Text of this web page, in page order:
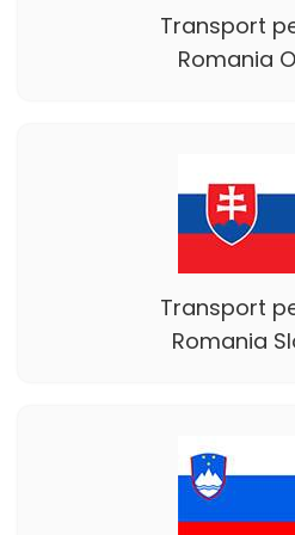
Transport
Romania
Transport
Romania